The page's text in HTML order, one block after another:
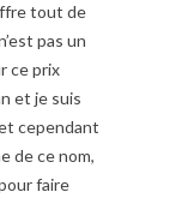
tout de
pas un
ce prix
et je suis
cependant
de ce nom,
faire